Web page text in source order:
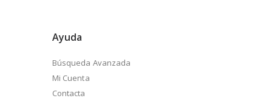
Ayuda
Búsqueda Avanzada
Mi Cuenta
Contacta